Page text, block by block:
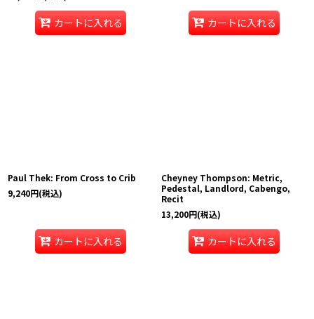
カートに入れる カートに入れる
Paul Thek: From Cross to Crib
9,240円(税込)
カートに入れる
Cheyney Thompson: Metric,
Pedestal, Landlord, Cabengo,
Recit
13,200円(税込)
カートに入れる